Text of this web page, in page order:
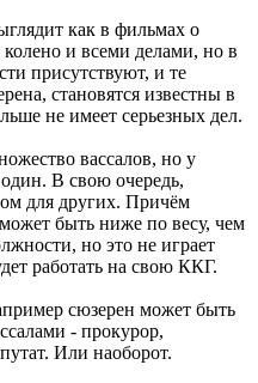
как в фильмах о
колено и всеми делами, но в
присутствуют, и те
становятся известны в
не имеет серьезных дел.
вассалов, но у
один. В свою очередь,
для других. Причём
быть ниже по весу, чем
но это не играет
работать на свою ККГ.
сюзерен может быть
- прокурор,
Или наоборот.